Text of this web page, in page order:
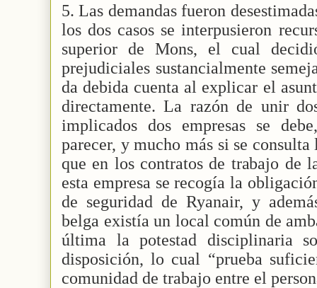
5. Las demandas fueron
los dos casos se interpusieron
superior de Mons, el cual
prejudiciales sustancialmente
da debida cuenta al explicar el
directamente. La razón de unir
implicados dos empresas se
parecer, y mucho más si se
que en los contratos de trabajo de
esta empresa se recogía la
de seguridad de Ryanair, y
belga existía un local común de
última la potestad disciplinaria
disposición, lo cual “prueba
comunidad de trabajo entre el